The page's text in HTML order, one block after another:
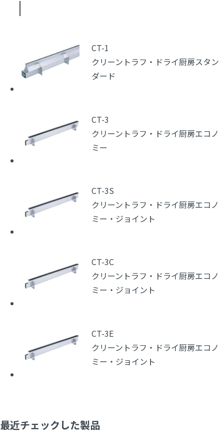
CT-1
クリーントラフ・ドライ厨房スタン
ダード
CT-3
クリーントラフ・ドライ厨房エコノ
ミー
CT-3S
クリーントラフ・ドライ厨房エコノ
ミー・ジョイント
CT-3C
クリーントラフ・ドライ厨房エコノ
ミー・ジョイント
CT-3E
クリーントラフ・ドライ厨房エコノ
ミー・ジョイント
最近チェックした製品